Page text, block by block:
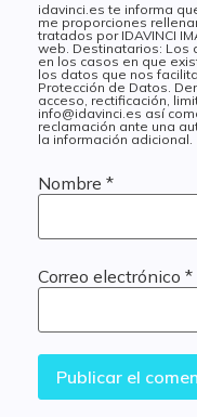
idavinci.es te informa
me proporciones
tratados por IDAVINCI
web. Destinatarios: Los
en los casos en que
los datos que nos
Protección de Datos.
acceso, rectificación,
info@idavinci.es así
reclamación ante una
la información adicional.
Nombre *
Correo electrónico *